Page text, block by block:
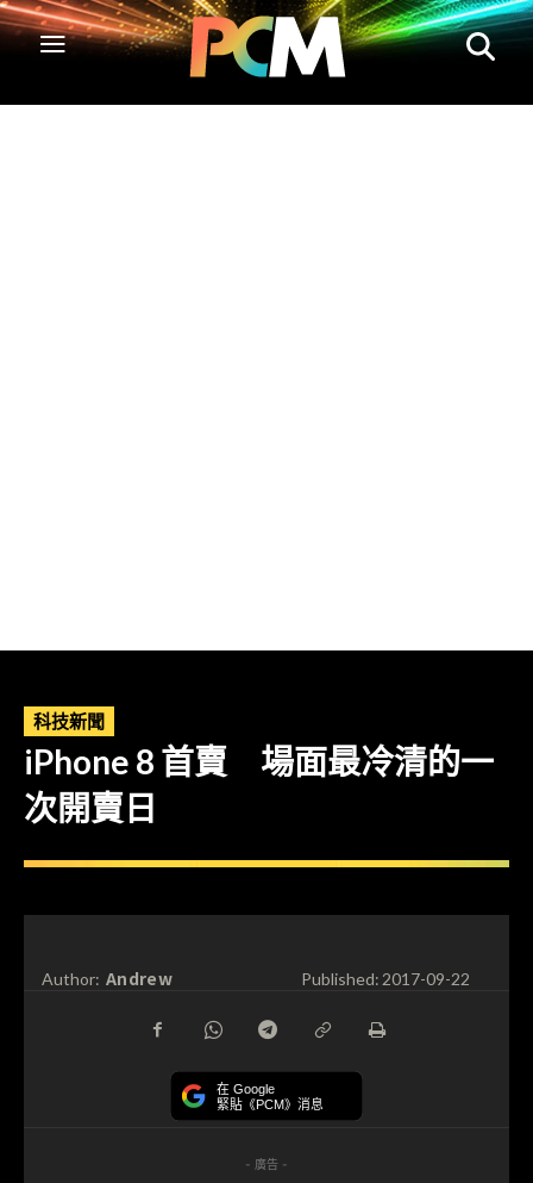
科技新聞
iPhone 8 首賣 場面最冷清的一
次開賣日
Author: Andrew Published:2017-09-22
在 Google
緊貼《PCM》消息
- 廣告 -